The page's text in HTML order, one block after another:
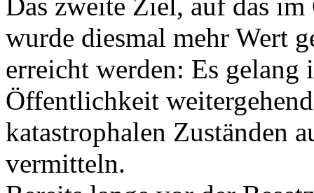
wurde diesmal mehr Wert
erreicht werden: Es
Öffentlichkeit
katastrophalen Zuständen
vermitteln.